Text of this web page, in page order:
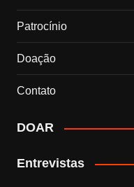
Patrocínio
Doação
Contato
DOAR
Entrevistas